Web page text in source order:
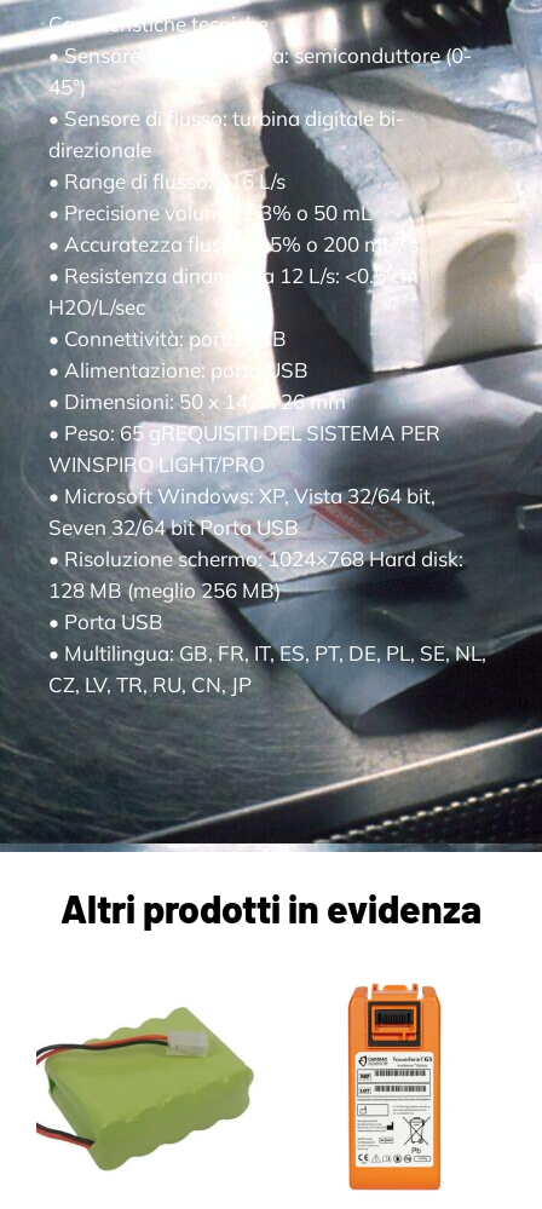
Caratteristiche tecniche
• Sensore di temperatura: semiconduttore (0-
45°)
• Sensore di flusso: turbina digitale bi-
direzionale
• Range di flusso: ±16 L/s
• Precisione volume: ± 3% o 50 mL
• Accuratezza flusso: ± 5% o 200 mL / s
• Resistenza dinamica a 12 L/s: <0.5 cm
H2O/L/sec
• Connettività: porta USB
• Alimentazione: porta USB
• Dimensioni: 50 x 142 x 26 mm
• Peso: 65 gREQUISITI DEL SISTEMA PER
WINSPIRO LIGHT/PRO
• Microsoft Windows: XP, Vista 32/64 bit,
Seven 32/64 bit Porta USB
• Risoluzione schermo: 1024×768 Hard disk:
128 MB (meglio 256 MB)
• Porta USB
• Multilingua: GB, FR, IT, ES, PT, DE, PL, SE, NL,
CZ, LV, TR, RU, CN, JP
Altri prodotti in evidenza